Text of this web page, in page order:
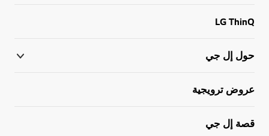
LG ThinQ
حول إل جي
عروض ترويجية
قصة إل جي